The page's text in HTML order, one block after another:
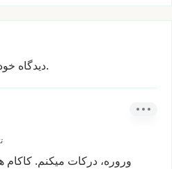
دیدگاه خود را با جامعه در میان بگذارید.
وروره، درکات میکنم. کاکام